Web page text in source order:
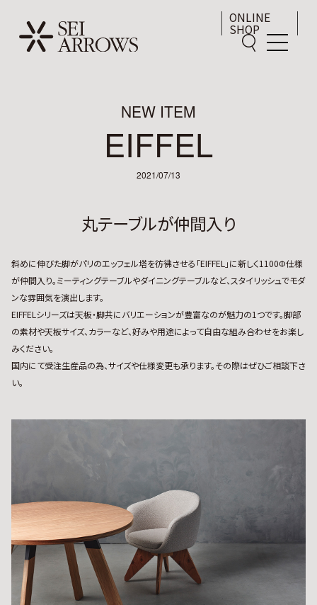
ONLINE
SHOP
NEW ITEM
EIFFEL
2021/07/13
丸テーブルが仲間入り
斜めに伸びた脚がパリのエッフェル塔を彷彿させる「EIFFEL」に新しく1100Φ仕様
が仲間入り。ミーティングテーブルやダイニングテーブルなど、スタイリッシュでモダ
ンな雰囲気を演出します。
EIFFELシリーズは天板・脚共にバリエーションが豊富なのが魅力の1つです。脚部
の素材や天板サイズ、カラーなど、好みや用途によって自由な組み合わせをお楽し
みください。
国内にて受注生産品の為、サイズや仕様変更も承ります。その際はぜひご相談下さ
い。